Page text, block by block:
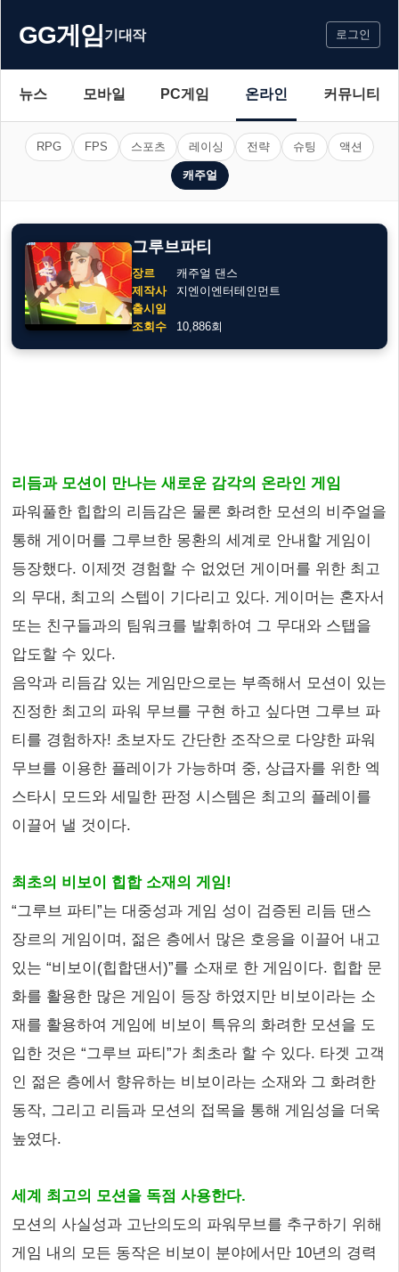
GG게임기대작 로그인
뉴스 모바일 PC게임 온라인 커뮤니티
RPG FPS 스포츠 레이싱 전략 슈팅 액션
캐주얼
그루브파티
장르
캐주얼 댄스
제작사
지엔이엔터테인먼트
출시일
조회수
10,886회
리듬과 모션이 만나는 새로운 감각의 온라인 게임
파워풀한 힙합의 리듬감은 물론 화려한 모션의 비주얼을
통해 게이머를 그루브한 몽환의 세계로 안내할 게임이
등장했다. 이제껏 경험할 수 없었던 게이머를 위한 최고
의 무대, 최고의 스텝이 기다리고 있다. 게이머는 혼자서
또는 친구들과의 팀워크를 발휘하여 그 무대와 스탭을
압도할 수 있다.
음악과 리듬감 있는 게임만으로는 부족해서 모션이 있는
진정한 최고의 파워 무브를 구현 하고 싶다면 그루브 파
티를 경험하자! 초보자도 간단한 조작으로 다양한 파워
무브를 이용한 플레이가 가능하며 중, 상급자를 위한 엑
스타시 모드와 세밀한 판정 시스템은 최고의 플레이를
이끌어 낼 것이다.
최초의 비보이 힙합 소재의 게임!
“그루브 파티”는 대중성과 게임 성이 검증된 리듬 댄스
장르의 게임이며, 젊은 층에서 많은 호응을 이끌어 내고
있는 “비보이(힙합댄서)”를 소재로 한 게임이다. 힙합 문
화를 활용한 많은 게임이 등장 하였지만 비보이라는 소
재를 활용하여 게임에 비보이 특유의 화려한 모션을 도
입한 것은 “그루브 파티”가 최초라 할 수 있다. 타겟 고객
인 젊은 층에서 향유하는 비보이라는 소재와 그 화려한
동작, 그리고 리듬과 모션의 접목을 통해 게임성을 더욱
높였다.
세계 최고의 모션을 독점 사용한다.
모션의 사실성과 고난의도의 파워무브를 추구하기 위해
게임 내의 모든 동작은 비보이 분야에서만 10년의 경력